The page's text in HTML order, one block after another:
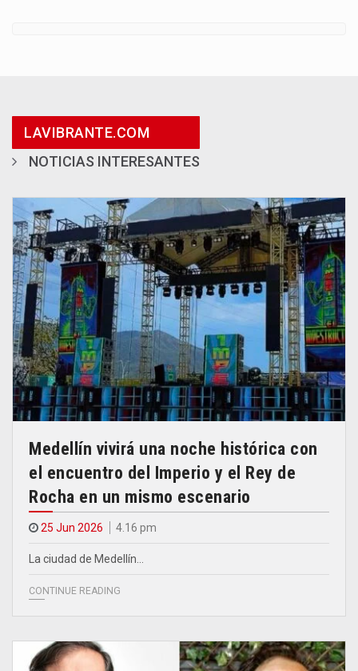
LAVIBRANTE.COM
NOTICIAS INTERESANTES
Medellín vivirá una noche histórica con
el encuentro del Imperio y el Rey de
Rocha en un mismo escenario
25 Jun 2026 4.16 pm
La ciudad de Medellín…
CONTINUE READING